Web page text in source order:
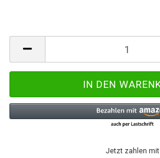
Jetzt zahlen mit